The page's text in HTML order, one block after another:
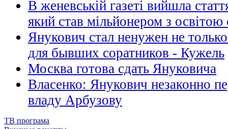
В женевській газеті вийшла
який став мільйонером з освітою
Янукович стал ненужен не
для бывших соратников - Кужель
Москва готова сдать Януковича
Власенко: Янукович незаконно
владу Арбузову
ТВ програма